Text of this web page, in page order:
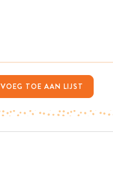
VOEG TOE AAN LIJST